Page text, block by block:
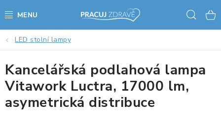
na
AKCE - SLEVY - VÝPRODEJ
STOLY A ŽIDLE
VÝŠKOVĚ NASTAVITELNÉ STOLY
LED stolní lampy
Kancelářská podlahová lampa
Vitawork Luctra, 17000 lm,
asymetrická distribuce